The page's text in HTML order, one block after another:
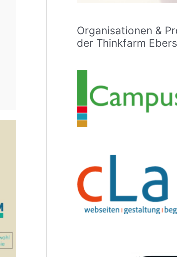
Organisationen &
der Thinkfarm